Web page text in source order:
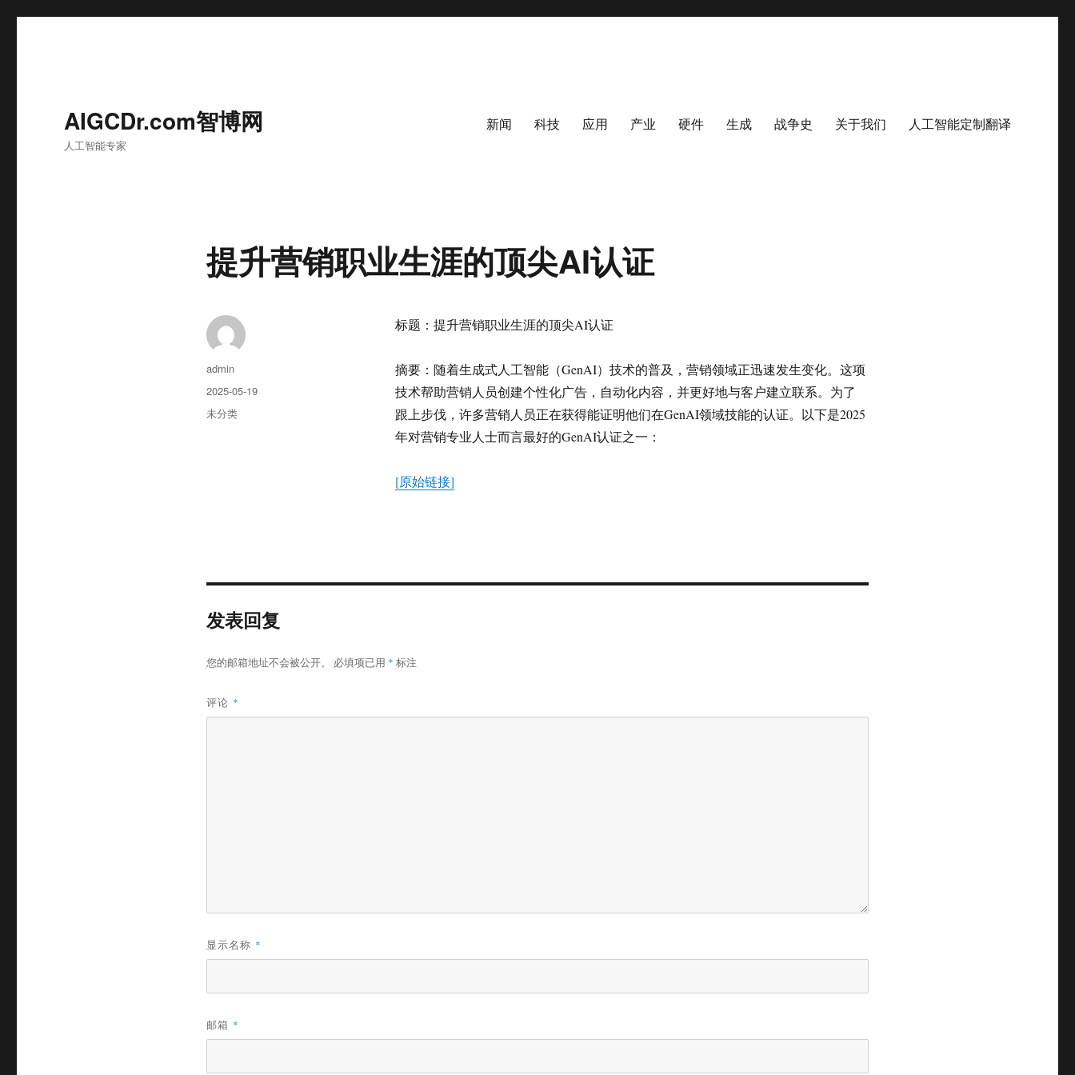
AIGCDr.com智博网
人工智能专家
新闻 科技 应用 产业 硬件 生成 战争史 关于我们 人工智能定制翻译
提升营销职业生涯的顶尖AI认证
标题：提升营销职业生涯的顶尖AI认证
摘要：随着生成式人工智能（GenAI）技术的普及，营销领域正迅速发生变化。这项
技术帮助营销人员创建个性化广告，自动化内容，并更好地与客户建立联系。为了
跟上步伐，许多营销人员正在获得能证明他们在GenAI领域技能的认证。以下是2025
年对营销专业人士而言最好的GenAI认证之一：
[原始链接]
作
者
admin
发
布
于
2025-05-19
分
未分类
发表回复
您的邮箱地址不会被公开。 必填项已用 * 标注
评论 *
显示名称 *
邮箱 *